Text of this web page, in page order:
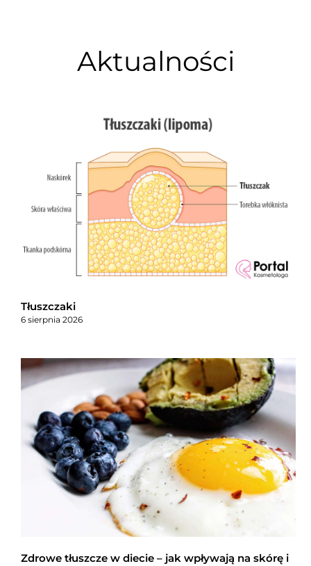
Aktualności
Tłuszczaki
6 sierpnia 2026
Zdrowe tłuszcze w diecie – jak wpływają na skórę i